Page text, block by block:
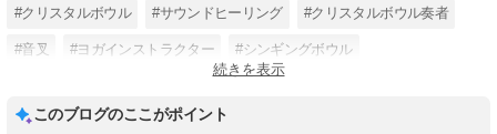
#クリスタルボウル #サウンドヒーリング #クリスタルボウル奏者
#音叉 #ヨガインストラクター #シンギングボウル
続きを表示
このブログのここがポイント